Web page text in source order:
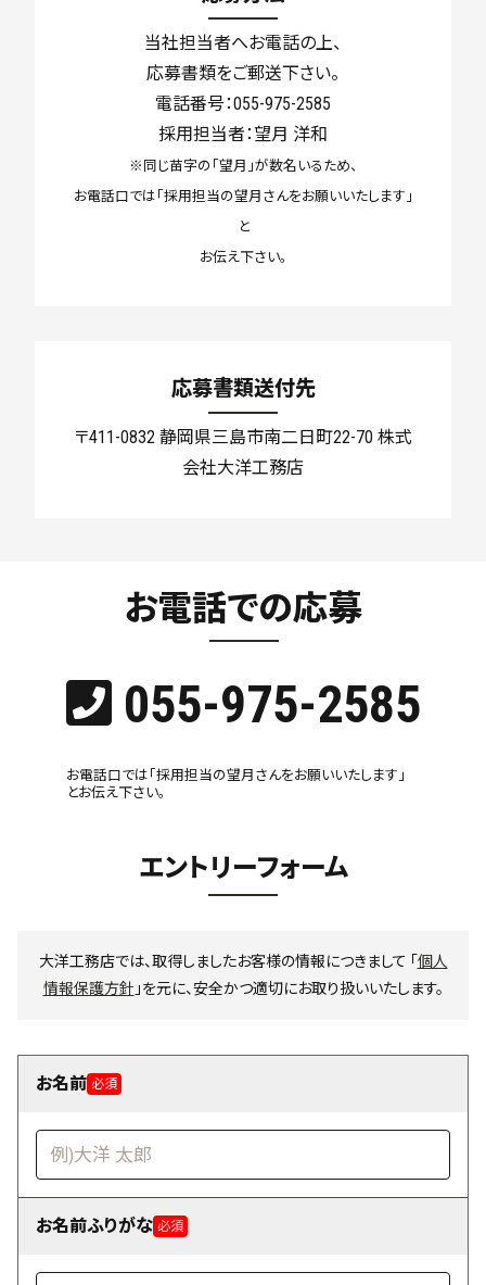
当社担当者へお電話の上、
応募書類をご郵送下さい。
電話番号：055-975-2585
採用担当者：望月 洋和
※同じ苗字の「望月」が数名いるため、
お電話口では「採用担当の望月さんをお願いいたします」
と
お伝え下さい。
応募書類送付先
〒411-0832 静岡県三島市南二日町22-70 株式
会社大洋工務店
お電話での応募
055-975-2585
お電話口では「採用担当の望月さんをお願いいたします」
とお伝え下さい。
エントリーフォーム
大洋工務店では、取得しましたお客様の情報につきまして 「 個人
情報保護方針 」を元に、安全かつ適切にお取り扱いいたします。
お名前 必須
お名前ふりがな 必須